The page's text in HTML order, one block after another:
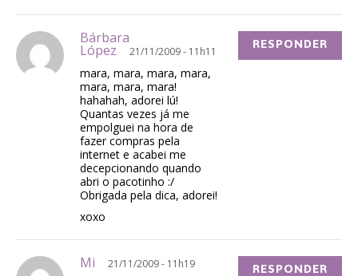
Bárbara
López 21/11/2009 - 11h11
mara, mara, mara, mara,
mara, mara, mara!
hahahah, adorei lú!
Quantas vezes já me
empolguei na hora de
fazer compras pela
internet e acabei me
decepcionando quando
abri o pacotinho :/
Obrigada pela dica, adorei!
xoxo
RESPONDER
Mi 21/11/2009 - 11h19 RESPONDER